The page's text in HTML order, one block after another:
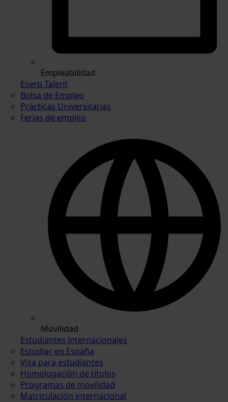
Empleabilidad
Eserp Talent
Bolsa de Empleo
Prácticas Universitarias
Ferias de empleo
Movilidad
Estudiantes internacionales
Estudiar en España
Visa para estudiantes
Homologación de títulos
Programas de movilidad
Matriculación internacional